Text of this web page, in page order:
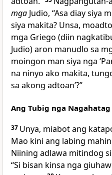
mga Judio, “Asa diay siya
siya makita? Unsa,
mga Griego (diin
Judio) aron manudlo sa
moingon man siya nga
na ninyo ako makita,
sa akong adtoan’?”
Ang Tubig nga
37 Unya, miabot ang
Mao kini ang labing
Niining adlawa mitindog
“Si bisan kinsa nga